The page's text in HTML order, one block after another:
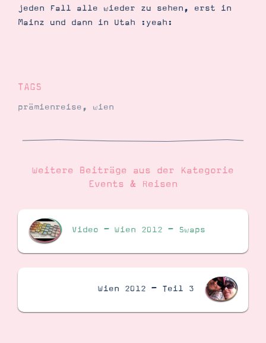
jeden Fall alle wieder zu sehen, erst in
Mainz und dann in Utah :yeah:
TAGS
prämienreise, wien
Weitere Beiträge aus der Kategorie
Events & Reisen
Video – Wien 2012 – Swaps
Wien 2012 – Teil 3